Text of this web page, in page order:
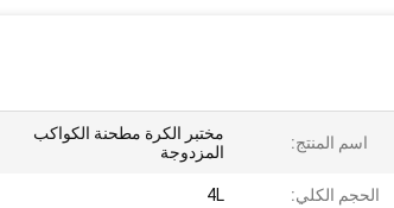
اسم المنتج:
مختبر الكرة مطحنة الكواكب
المزدوجة
الحجم الكلي: 4L